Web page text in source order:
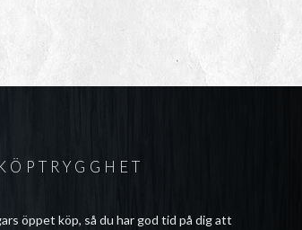
öppet köp, så du har god tid på dig att